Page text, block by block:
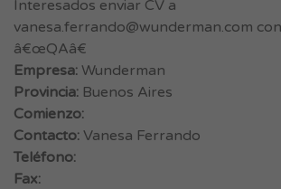
Interesados enviar CV a
vanesa.ferrando@wunderman.com
â€œQAâ€
Empresa: Wunderman
Provincia: Buenos Aires
Comienzo:
Contacto: Vanesa Ferrando
Teléfono:
Fax: